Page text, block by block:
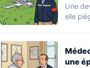
Une
elle
une